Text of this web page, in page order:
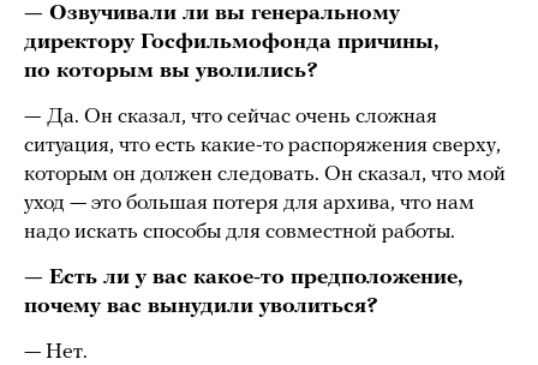
— Озвучивали ли вы генеральному
директору Госфильмофонда причины,
по которым вы уволились?
— Да. Он сказал, что сейчас очень сложная
ситуация, что есть какие-то распоряжения сверху,
которым он должен следовать. Он сказал, что мой
уход — это большая потеря для архива, что нам
надо искать способы для совместной работы.
— Есть ли у вас какое-то предположение,
почему вас вынудили уволиться?
— Нет.